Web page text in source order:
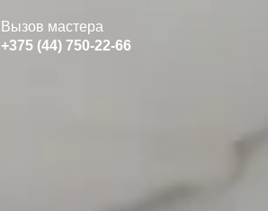
Вызов мастера
+375 (44) 750-22-66